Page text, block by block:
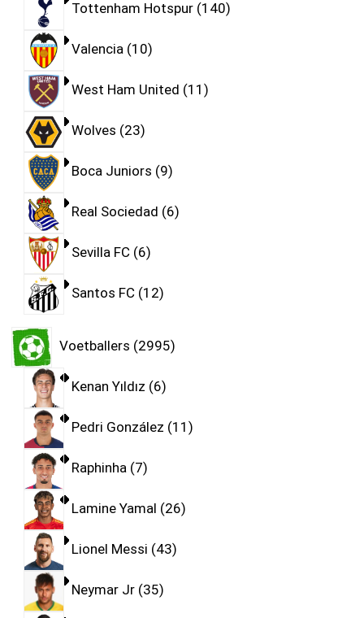
Tottenham Hotspur 140
Valencia 10
West Ham United 11
Wolves 23
Boca Juniors 9
Real Sociedad 6
Sevilla FC 6
Santos FC 12
Voetballers 2995
Kenan Yıldız 6
Pedri González 11
Raphinha 7
Lamine Yamal 26
Lionel Messi 43
Neymar Jr 35